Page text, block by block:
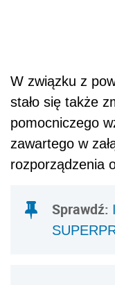
W związku z
stało się także
pomocniczego
zawartego w
rozporządzenia
Sprawdź: